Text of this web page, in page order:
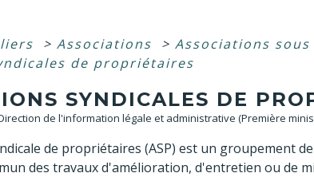
> Associations > Associations
de propriétaires
SYNDICALES DE
de l'information légale et administrative (Première
de propriétaires (ASP) est un groupement
des travaux d'amélioration, d'entretien ou de